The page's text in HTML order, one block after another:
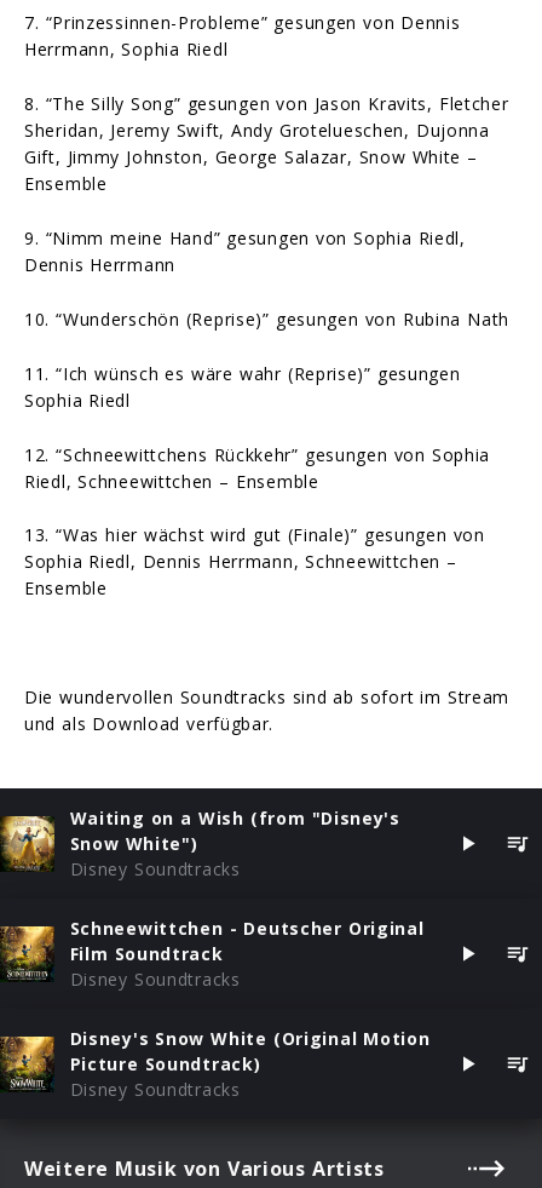
7. “Prinzessinnen-Probleme” gesungen von Dennis
Herrmann, Sophia Riedl
8. “The Silly Song” gesungen von Jason Kravits, Fletcher
Sheridan, Jeremy Swift, Andy Grotelueschen, Dujonna
Gift, Jimmy Johnston, George Salazar, Snow White –
Ensemble
9. “Nimm meine Hand” gesungen von Sophia Riedl,
Dennis Herrmann
10. “Wunderschön (Reprise)” gesungen von Rubina Nath
11. “Ich wünsch es wäre wahr (Reprise)” gesungen
Sophia Riedl
12. “Schneewittchens Rückkehr” gesungen von Sophia
Riedl, Schneewittchen – Ensemble
13. “Was hier wächst wird gut (Finale)” gesungen von
Sophia Riedl, Dennis Herrmann, Schneewittchen –
Ensemble
Die wundervollen Soundtracks sind ab sofort im Stream
und als Download verfügbar.
Waiting on a Wish (from "Disney's
Snow White")
Disney Soundtracks
Schneewittchen - Deutscher Original
Film Soundtrack
Disney Soundtracks
Disney's Snow White (Original Motion
Picture Soundtrack)
Disney Soundtracks
Weitere Musik von Various Artists